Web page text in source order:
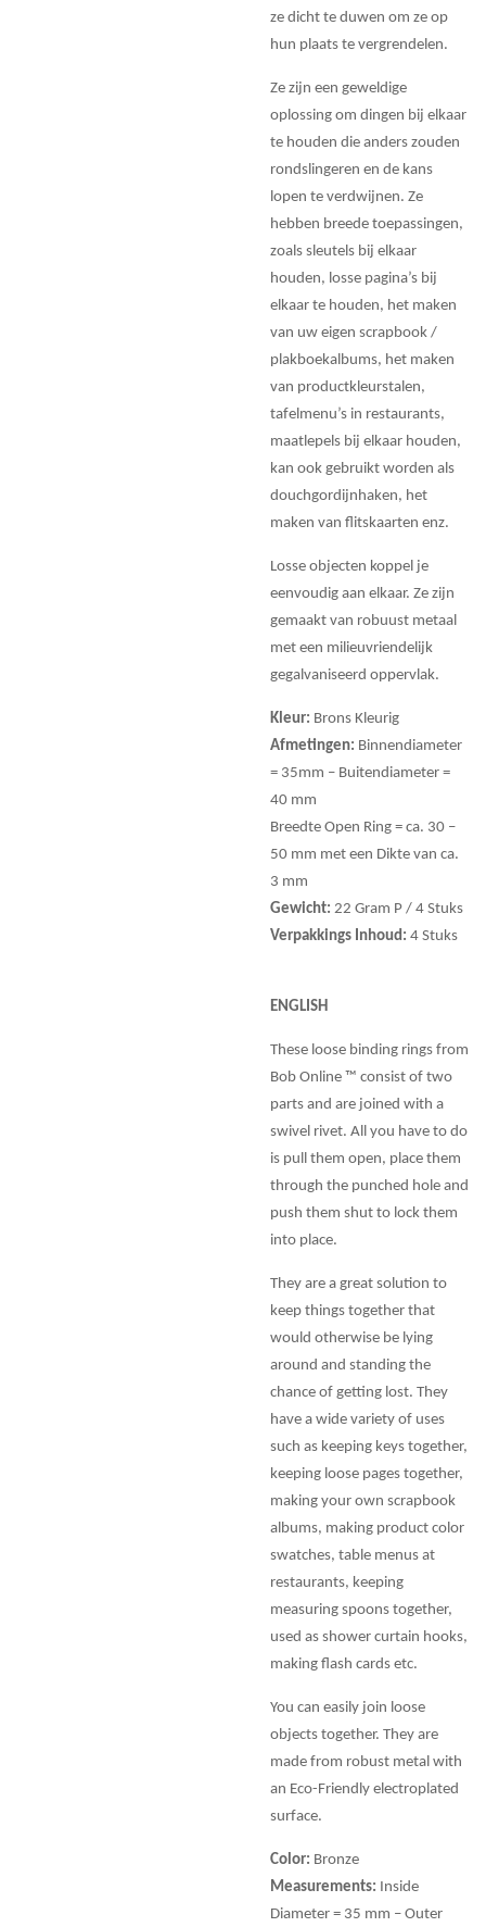
ze dicht te duwen om ze op
hun plaats te vergrendelen.
Ze zijn een geweldige
oplossing om dingen bij elkaar
te houden die anders zouden
rondslingeren en de kans
lopen te verdwijnen. Ze
hebben breede toepassingen,
zoals sleutels bij elkaar
houden, losse pagina’s bij
elkaar te houden, het maken
van uw eigen scrapbook /
plakboekalbums, het maken
van productkleurstalen,
tafelmenu’s in restaurants,
maatlepels bij elkaar houden,
kan ook gebruikt worden als
douchgordijnhaken, het
maken van flitskaarten enz.
Losse objecten koppel je
eenvoudig aan elkaar. Ze zijn
gemaakt van robuust metaal
met een milieuvriendelijk
gegalvaniseerd oppervlak.
Kleur: Brons Kleurig
Afmetingen: Binnendiameter
= 35mm – Buitendiameter =
40 mm
Breedte Open Ring = ca. 30 –
50 mm met een Dikte van ca.
3 mm
Gewicht: 22 Gram P / 4 Stuks
Verpakkings Inhoud: 4 Stuks
ENGLISH
These loose binding rings from
Bob Online ™ consist of two
parts and are joined with a
swivel rivet. All you have to do
is pull them open, place them
through the punched hole and
push them shut to lock them
into place.
They are a great solution to
keep things together that
would otherwise be lying
around and standing the
chance of getting lost. They
have a wide variety of uses
such as keeping keys together,
keeping loose pages together,
making your own scrapbook
albums, making product color
swatches, table menus at
restaurants, keeping
measuring spoons together,
used as shower curtain hooks,
making flash cards etc.
You can easily join loose
objects together. They are
made from robust metal with
an Eco-Friendly electroplated
surface.
Color: Bronze
Measurements: Inside
Diameter = 35 mm – Outer